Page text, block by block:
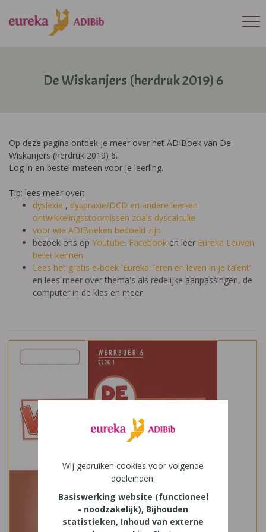
De Wiskanjers (herdruk 2019) 6
Op deze pagina ontdek je meer over het ADIBoek van De
Wiskanjers (herdruk 2019) 6.
Log in en bestel meteen voor je leerling.
Tip: lees meer over:
dyslexie , dyspraxie/DCD en andere leer-en
ontwikkelingsstoornissen zoals dyscalculie
voor wie ADIBoeken bedoeld zijn
bezoek ons op Youtube, Facebook en leer Eureka Leuven
beter kennen.
Lees het gratis e-boek 'Eureka: leren en leven in je talent'
en lees meer over thema's als redelijke aanpassingen, de
computer in de klas en meer
Wij gebruiken cookies voor volgende
doeleinden:
Basiswerking website (functioneel
- noodzakelijk), Bijhouden
statistieken, Inhoud van externe